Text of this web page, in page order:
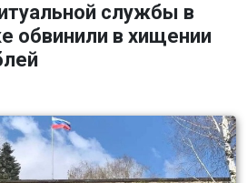
службы в
обвинили в хищении